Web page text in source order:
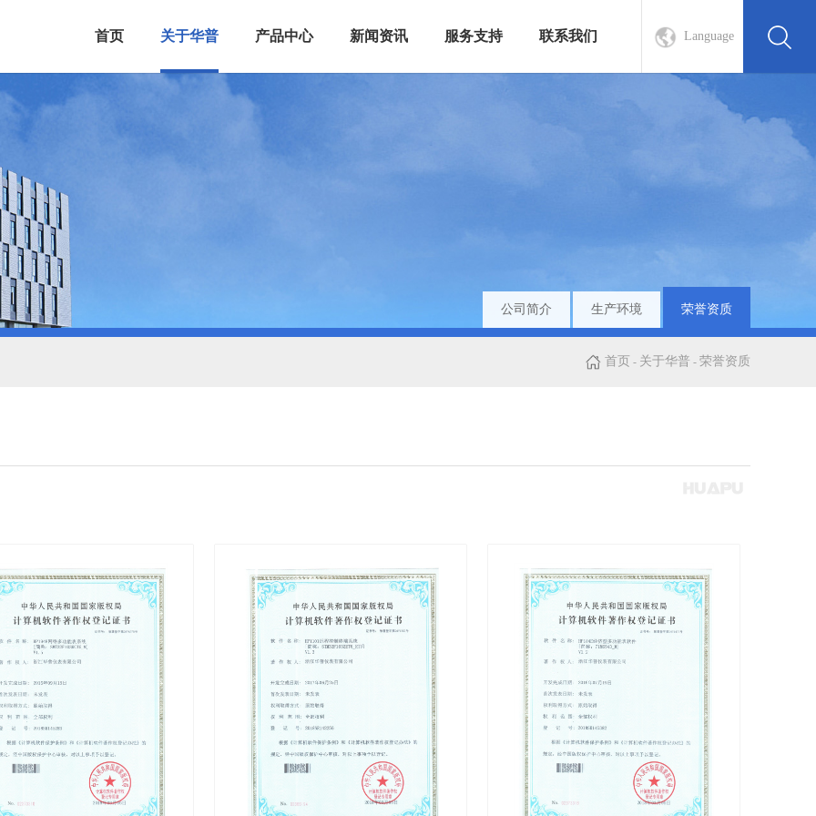
首页 关于华普 产品中心 新闻资讯 服务支持 联系我们 Language
公司简介 生产环境 荣誉资质
首页 - 关于华普 - 荣誉资质